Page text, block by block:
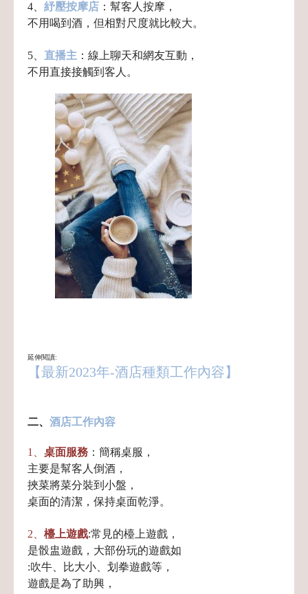
4、 紓壓按摩店 ：幫客人按摩，
不用喝到酒，但相對尺度就比較大。
5、 直播主 ：線上聊天和網友互動，
不用直接接觸到客人。
延伸閱讀:
【最新2023年-酒店種類工作內容】
二、 酒店工作內容
1、 桌面服務 ：簡稱桌服，
主要是幫客人倒酒，
挾菜將菜分裝到小盤，
桌面的清潔，保持桌面乾淨。
2、 檯上遊戲:常見的檯上遊戲，
是骰盅遊戲， 大部份玩的遊戲如
:吹牛、比大小、划拳遊戲等，
遊戲是為了助興，